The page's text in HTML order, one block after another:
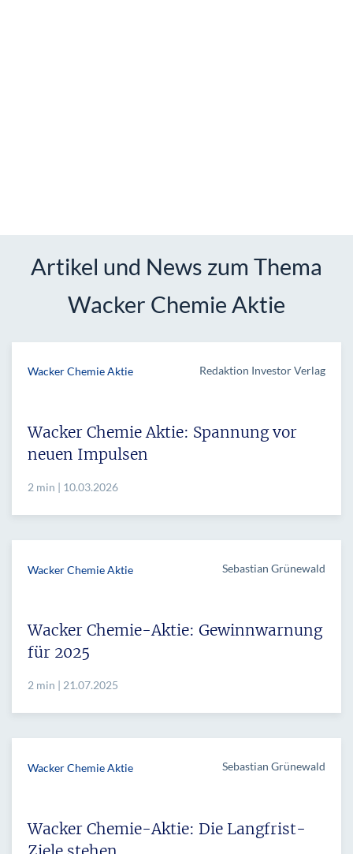
Artikel und News zum Thema
Wacker Chemie Aktie
Wacker Chemie Aktie Redaktion Investor Verlag
Wacker Chemie Aktie: Spannung vor
neuen Impulsen
2 min | 10.03.2026
Wacker Chemie Aktie Sebastian Grünewald
Wacker Chemie-Aktie: Gewinnwarnung
für 2025
2 min | 21.07.2025
Wacker Chemie Aktie Sebastian Grünewald
Wacker Chemie-Aktie: Die Langfrist-